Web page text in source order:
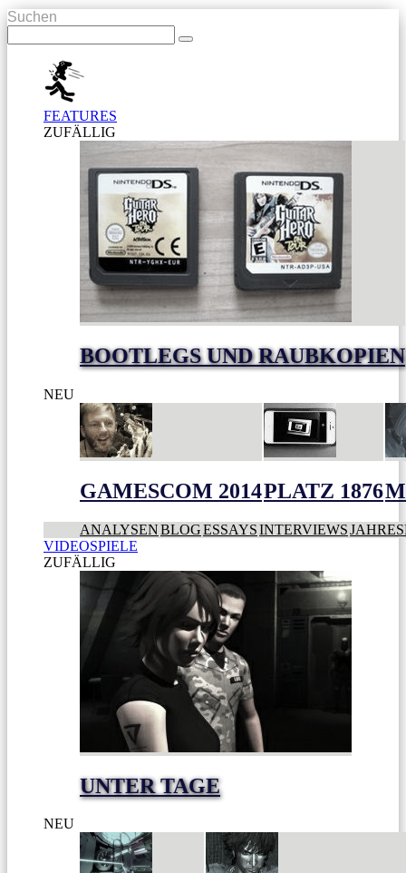
Suchen
FEATURES
ZUFÄLLIG
BOOTLEGS UND RAUBKOPIEN
NEU
GAMESCOM 2014PLATZ 1876
ANALYSENBLOGESSAYSINTERVIEWS
VIDEOSPIELE
ZUFÄLLIG
UNTER TAGE
NEU